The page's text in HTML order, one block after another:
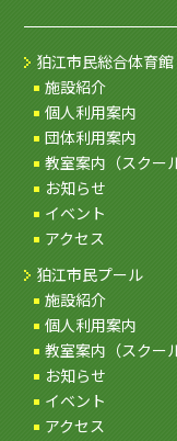
狛江市民総合体育館
施設紹介
個人利用案内
団体利用案内
教室案内（スクール
お知らせ
イベント
アクセス
狛江市民プール
施設紹介
個人利用案内
教室案内（スクール
お知らせ
イベント
アクセス